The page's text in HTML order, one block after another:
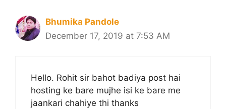
Bhumika Pandole
December 17, 2019 at 7:53 AM
Hello. Rohit sir bahot badiya post hai
hosting ke bare mujhe isi ke bare me
jaankari chahiye thi thanks